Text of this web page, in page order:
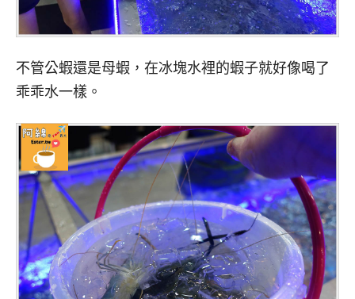
不管公蝦還是母蝦，在冰塊水裡的蝦子就好像喝了
乖乖水一樣。